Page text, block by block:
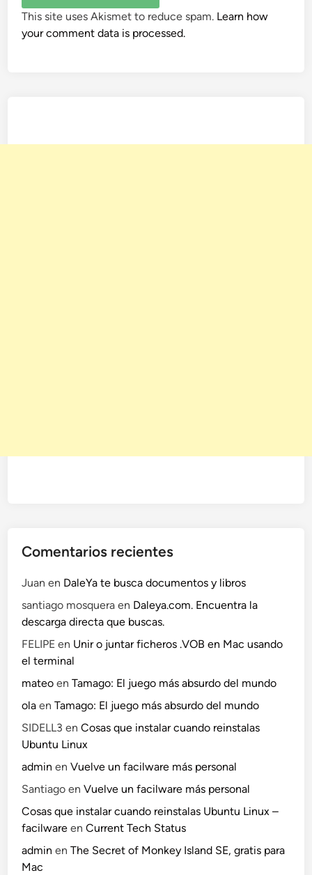
This site uses Akismet to reduce spam. Learn how
your comment data is processed.
Comentarios recientes
Juan en DaleYa te busca documentos y libros
santiago mosquera en Daleya.com. Encuentra la
descarga directa que buscas.
FELIPE en Unir o juntar ficheros .VOB en Mac usando
el terminal
mateo enTamago: El juego más absurdo del mundo
ola enTamago: El juego más absurdo del mundo
SIDELL3 enCosas que instalar cuando reinstalas
Ubuntu Linux
admin enVuelve un facilware más personal
Santiago enVuelve un facilware más personal
Cosas que instalar cuando reinstalas Ubuntu Linux –
facilware enCurrent Tech Status
admin enThe Secret of Monkey Island SE, gratis para
Mac